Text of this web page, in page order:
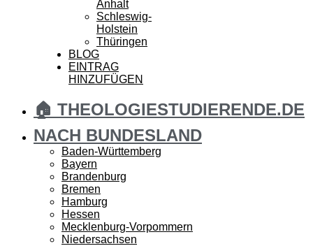
Anhalt
Schleswig-
Holstein
Thüringen
BLOG
EINTRAG
HINZUFÜGEN
🏠 THEOLOGIESTUDIERENDE.DE
NACH BUNDESLAND
Baden-Württemberg
Bayern
Brandenburg
Bremen
Hamburg
Hessen
Mecklenburg-Vorpommern
Niedersachsen